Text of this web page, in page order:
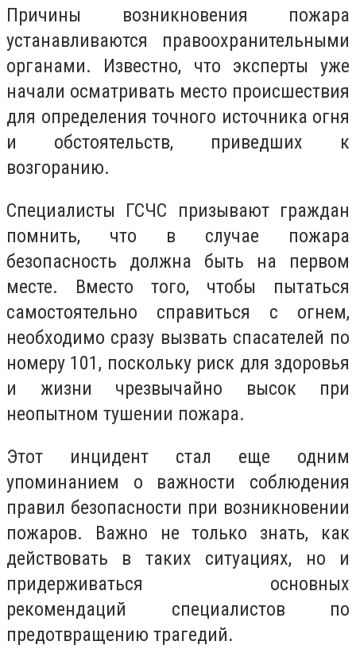
Причины возникновения пожара
устанавливаются правоохранительными
органами. Известно, что эксперты уже
начали осматривать место происшествия
для определения точного источника огня
и обстоятельств, приведших к
возгоранию.
Специалисты ГСЧС призывают граждан
помнить, что в случае пожара
безопасность должна быть на первом
месте. Вместо того, чтобы пытаться
самостоятельно справиться с огнем,
необходимо сразу вызвать спасателей по
номеру 101, поскольку риск для здоровья
и жизни чрезвычайно высок при
неопытном тушении пожара.
Этот инцидент стал еще одним
упоминанием о важности соблюдения
правил безопасности при возникновении
пожаров. Важно не только знать, как
действовать в таких ситуациях, но и
придерживаться основных
рекомендаций специалистов по
предотвращению трагедий.